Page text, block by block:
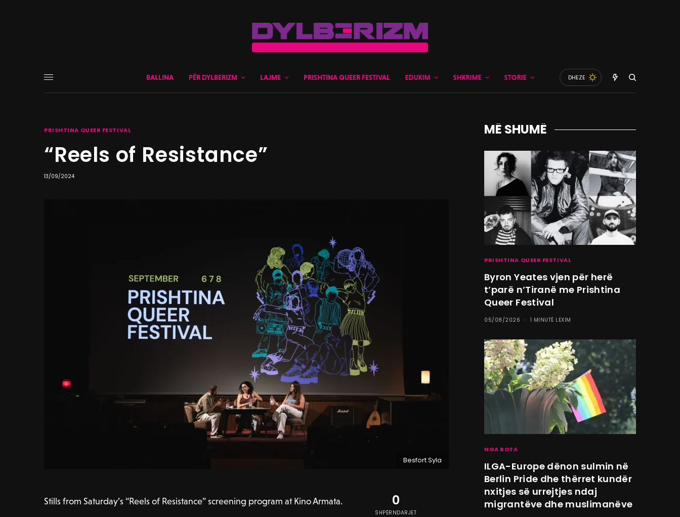
BALLINA PËR DYLBERIZM LAJME PRISHTINA QUEER FESTIVAL EDUKIM SHKRIME STORIE DHEZE
PRISHTINA QUEER FESTIVAL
“Reels of Resistance”
13/09/2024
Besfort Syla
Stills from Saturday’s “Reels of Resistance” screening program at Kino Armata. 0
SHPËRNDARJET
MË SHUMË
PRISHTINA QUEER FESTIVAL
Byron Yeates vjen për herë
t’parë n’Tiranë me Prishtina
Queer Festival
05/08/2026 1 MINUTË LEXIM
NGA BOTA
ILGA-Europe dënon sulmin në
Berlin Pride dhe thërret kundër
nxitjes së urrejtjes ndaj
migrantëve dhe muslimanëve